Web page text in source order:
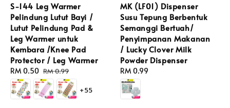
S-144 Leg Warmer
Pelindung Lutut Bayi /
Lutut Pelindung Pad &
Leg Warmer untuk
Kembara /Knee Pad
Protector / Leg Warmer
Sale
price
RM 0.50 Regular
price
RM 0.99
+55
MK (LF01) Dispenser
Susu Tepung Berbentuk
Semanggi Bertuah/
Penyimpanan Makanan
/ Lucky Clover Milk
Powder Dispenser
Regular
price
RM 0.99